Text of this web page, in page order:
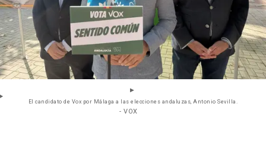
El candidato de Vox por Málaga a las elecciones andaluzas, Antonio Sevilla.
- VOX